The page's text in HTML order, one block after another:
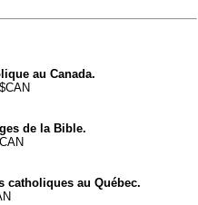
au Canada.
de la Bible.
catholiques au Québec.